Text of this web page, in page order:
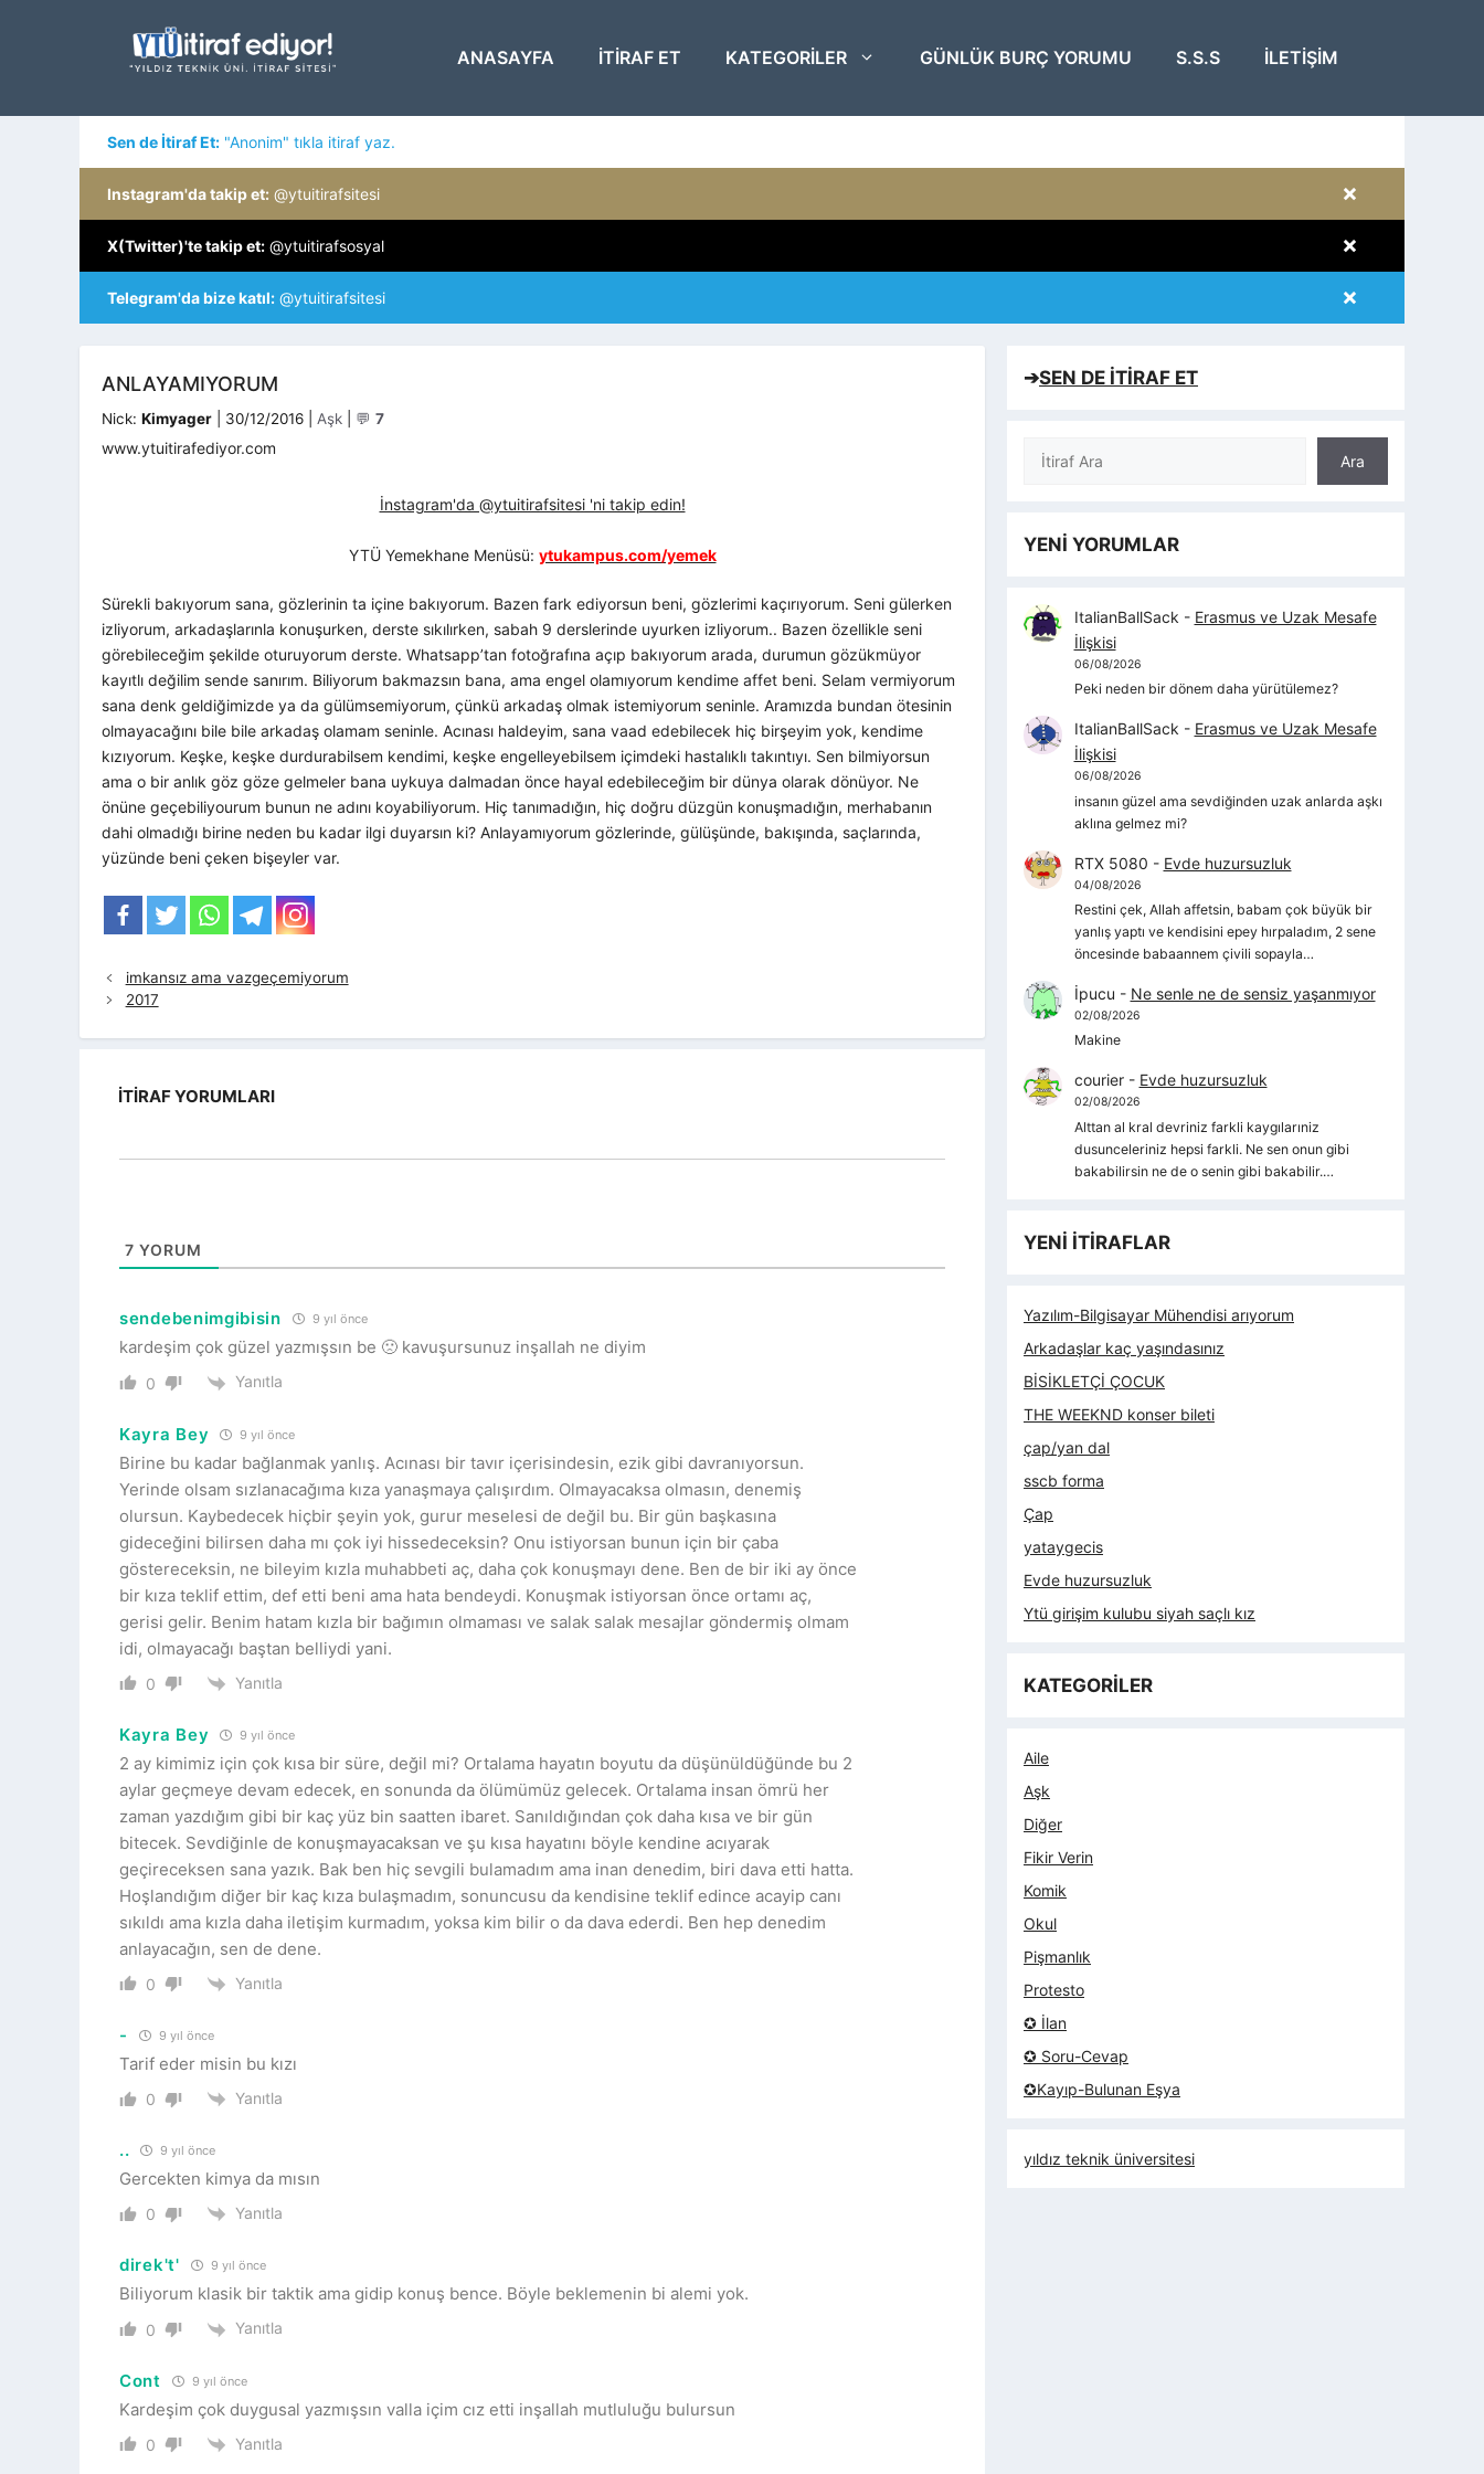
ANASAYFA ITIRAF ET KATEGORILER GÜNLÜK BURÇ YORUMU S.S.S İLETIŞIM
Sen de İtiraf Et: "Anonim" tıkla itiraf yaz.
×
Instagram'da takip et: @ytuitirafsitesi
×
X(Twitter)'te takip et: @ytuitirafsosyal
×
Telegram'da bize katıl: @ytuitirafsitesi
ANLAYAMIYORUM
Nick: Kimyager 30/12/2016 Kategoriler
Aşk 💬 7
www.ytuitirafediyor.com
İnstagram'da @ytuitirafsitesi 'ni takip edin!
YTÜ Yemekhane Menüsü: ytukampus.com/yemek
Sürekli bakıyorum sana, gözlerinin ta içine bakıyorum. Bazen fark ediyorsun beni, gözlerimi kaçırıyorum. Seni gülerken
izliyorum, arkadaşlarınla konuşurken, derste sıkılırken, sabah 9 derslerinde uyurken izliyorum.. Bazen özellikle seni
görebileceğim şekilde oturuyorum derste. Whatsapp’tan fotoğrafına açıp bakıyorum arada, durumun gözükmüyor
kayıtlı değilim sende sanırım. Biliyorum bakmazsın bana, ama engel olamıyorum kendime affet beni. Selam vermiyorum
sana denk geldiğimizde ya da gülümsemiyorum, çünkü arkadaş olmak istemiyorum seninle. Aramızda bundan ötesinin
olmayacağını bile bile arkadaş olamam seninle. Acınası haldeyim, sana vaad edebilecek hiç birşeyim yok, kendime
kızıyorum. Keşke, keşke durdurabilsem kendimi, keşke engelleyebilsem içimdeki hastalıklı takıntıyı. Sen bilmiyorsun
ama o bir anlık göz göze gelmeler bana uykuya dalmadan önce hayal edebileceğim bir dünya olarak dönüyor. Ne
önüne geçebiliyourum bunun ne adını koyabiliyorum. Hiç tanımadığın, hiç doğru düzgün konuşmadığın, merhabanın
dahi olmadığı birine neden bu kadar ilgi duyarsın ki? Anlayamıyorum gözlerinde, gülüşünde, bakışında, saçlarında,
yüzünde beni çeken bişeyler var.
imkansız ama vazgeçemiyorum
2017
İTIRAF YORUMLARI
7 YORUM
sendebenimgibisin 9 yıl önce
kardeşim çok güzel yazmışsın be 🙁 kavuşursunuz inşallah ne diyim
0 Yanıtla
Kayra Bey 9 yıl önce
Birine bu kadar bağlanmak yanlış. Acınası bir tavır içerisindesin, ezik gibi davranıyorsun.
Yerinde olsam sızlanacağıma kıza yanaşmaya çalışırdım. Olmayacaksa olmasın, denemiş
olursun. Kaybedecek hiçbir şeyin yok, gurur meselesi de değil bu. Bir gün başkasına
gideceğini bilirsen daha mı çok iyi hissedeceksin? Onu istiyorsan bunun için bir çaba
göstereceksin, ne bileyim kızla muhabbeti aç, daha çok konuşmayı dene. Ben de bir iki ay önce
bir kıza teklif ettim, def etti beni ama hata bendeydi. Konuşmak istiyorsan önce ortamı aç,
gerisi gelir. Benim hatam kızla bir bağımın olmaması ve salak salak mesajlar göndermiş olmam
idi, olmayacağı baştan belliydi yani.
0 Yanıtla
Kayra Bey 9 yıl önce
2 ay kimimiz için çok kısa bir süre, değil mi? Ortalama hayatın boyutu da düşünüldüğünde bu 2
aylar geçmeye devam edecek, en sonunda da ölümümüz gelecek. Ortalama insan ömrü her
zaman yazdığım gibi bir kaç yüz bin saatten ibaret. Sanıldığından çok daha kısa ve bir gün
bitecek. Sevdiğinle de konuşmayacaksan ve şu kısa hayatını böyle kendine acıyarak
geçireceksen sana yazık. Bak ben hiç sevgili bulamadım ama inan denedim, biri dava etti hatta.
Hoşlandığım diğer bir kaç kıza bulaşmadım, sonuncusu da kendisine teklif edince acayip canı
sıkıldı ama kızla daha iletişim kurmadım, yoksa kim bilir o da dava ederdi. Ben hep denedim
anlayacağın, sen de dene.
0 Yanıtla
- 9 yıl önce
Tarif eder misin bu kızı
0 Yanıtla
.. 9 yıl önce
Gercekten kimya da mısın
0 Yanıtla
direk't' 9 yıl önce
Biliyorum klasik bir taktik ama gidip konuş bence. Böyle beklemenin bi alemi yok.
0 Yanıtla
Cont 9 yıl önce
Kardeşim çok duygusal yazmışsın valla içim cız etti inşallah mutluluğu bulursun
0 Yanıtla
➔SEN DE İTİRAF ET
Ara
Ara
YENİ YORUMLAR
ItalianBallSack - Erasmus ve Uzak Mesafe
İlişkisi
06/08/2026
Peki neden bir dönem daha yürütülemez?
ItalianBallSack - Erasmus ve Uzak Mesafe
İlişkisi
06/08/2026
insanın güzel ama sevdiğinden uzak anlarda aşkı
aklına gelmez mi?
RTX 5080 - Evde huzursuzluk
04/08/2026
Restini çek, Allah affetsin, babam çok büyük bir
yanlış yaptı ve kendisini epey hırpaladım, 2 sene
öncesinde babaannem çivili sopayla…
İpucu - Ne senle ne de sensiz yaşanmıyor
02/08/2026
Makine
courier- Evde huzursuzluk
02/08/2026
Alttan al kral devriniz farkli kaygılarıniz
dusunceleriniz hepsi farkli. Ne sen onun gibi
bakabilirsin ne de o senin gibi bakabilir.…
YENİ İTİRAFLAR
Yazılım-Bilgisayar Mühendisi arıyorum
Arkadaşlar kaç yaşındasınız
BİSİKLETÇİ ÇOCUK
THE WEEKND konser bileti
çap/yan dal
sscb forma
Çap
yataygecis
Evde huzursuzluk
Ytü girişim kulubu siyah saçlı kız
KATEGORİLER
Aile
Aşk
Diğer
Fikir Verin
Komik
Okul
Pişmanlık
Protesto
✪ İlan
✪ Soru-Cevap
✪Kayıp-Bulunan Eşya
yıldız teknik üniversitesi